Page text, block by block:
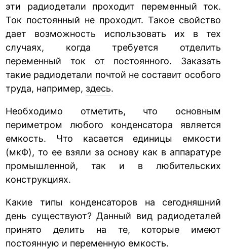
эти радиодетали проходит переменный ток.
Ток постоянный не проходит. Такое свойство
дает возможность использовать их в тех
случаях, когда требуется отделить
переменный ток от постоянного. Заказать
такие радиодетали почтой не составит особого
труда, например, здесь.
Необходимо отметить, что основным
периметром любого конденсатора является
емкость. Что касается единицы емкости
(мкФ), то ее взяли за основу как в аппаратуре
промышленной, так и в любительских
конструкциях.
Какие типы конденсаторов на сегодняшний
день существуют? Данный вид радиодеталей
принято делить на те, которые имеют
постоянную и переменную емкость.